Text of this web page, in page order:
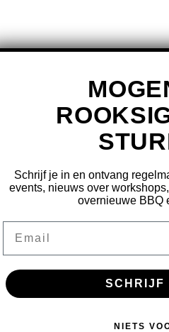
OM ONZE WEBSITE TE
Schrijf je in en ontvang
events, nieuws over
overnieuwe BBQ
SCHRIJF
NIETS